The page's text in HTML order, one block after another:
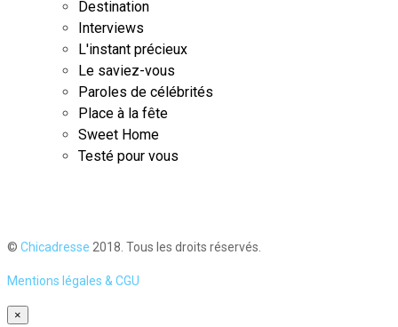
Destination
Interviews
L'instant précieux
Le saviez-vous
Paroles de célébrités
Place à la fête
Sweet Home
Testé pour vous
© Chicadresse 2018. Tous les droits réservés.
Mentions légales & CGU
×